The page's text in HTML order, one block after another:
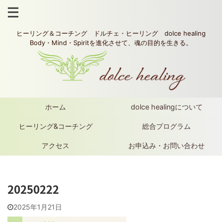
ヒーリング＆コーチング ドルチェ・ヒーリング dolce healing
Body・Mind・Spiritを進化させて、魂の目的を生きる。
ホーム dolce healingについて
ヒーリング&コーチング 総合プログラム
アクセス お申込み・お問い合わせ
20250222
2025年1月21日